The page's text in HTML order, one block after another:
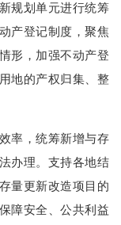
规划单元进行统筹
产登记制度，聚焦
形，加强不动产登
地的产权归集、整
率，统筹新增与存
办理。支持各地结
量更新改造项目的
障安全、公共利益